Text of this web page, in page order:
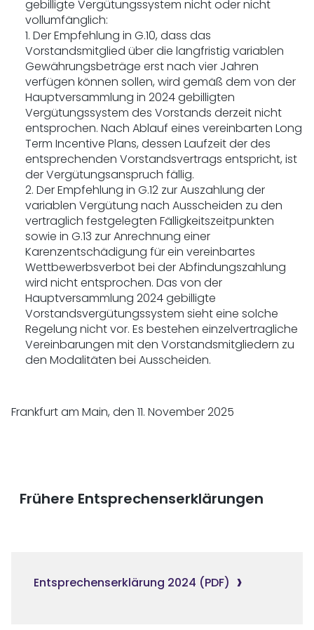
gebilligte Vergütungssystem nicht oder nicht
vollumfänglich:
1. Der Empfehlung in G.10, dass das
Vorstandsmitglied über die langfristig variablen
Gewährungsbeträge erst nach vier Jahren
verfügen können sollen, wird gemäß dem von der
Hauptversammlung in 2024 gebilligten
Vergütungssystem des Vorstands derzeit nicht
entsprochen. Nach Ablauf eines vereinbarten Long
Term Incentive Plans, dessen Laufzeit der des
entsprechenden Vorstandsvertrags entspricht, ist
der Vergütungsanspruch fällig.
2. Der Empfehlung in G.12 zur Auszahlung der
variablen Vergütung nach Ausscheiden zu den
vertraglich festgelegten Fälligkeitszeitpunkten
sowie in G.13 zur Anrechnung einer
Karenzentschädigung für ein vereinbartes
Wettbewerbsverbot bei der Abfindungszahlung
wird nicht entsprochen. Das von der
Hauptversammlung 2024 gebilligte
Vorstandsvergütungssystem sieht eine solche
Regelung nicht vor. Es bestehen einzelvertragliche
Vereinbarungen mit den Vorstandsmitgliedern zu
den Modalitäten bei Ausscheiden.
Frankfurt am Main, den 11. November 2025
Frühere Entsprechenserklärungen
Entsprechenserklärung 2024 (PDF)